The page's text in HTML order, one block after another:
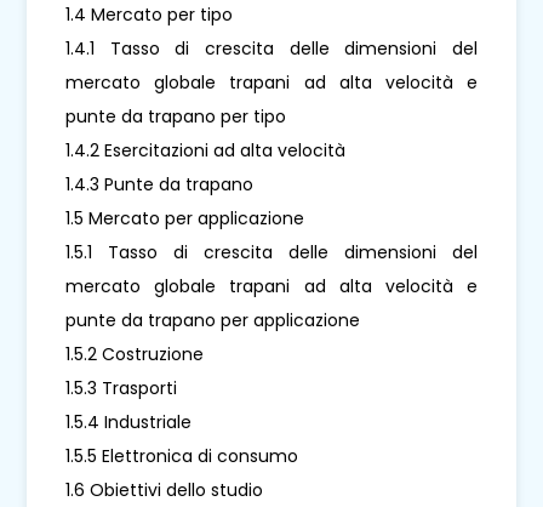
1.4 Mercato per tipo
1.4.1 Tasso di crescita delle dimensioni del
mercato globale trapani ad alta velocità e
punte da trapano per tipo
1.4.2 Esercitazioni ad alta velocità
1.4.3 Punte da trapano
1.5 Mercato per applicazione
1.5.1 Tasso di crescita delle dimensioni del
mercato globale trapani ad alta velocità e
punte da trapano per applicazione
1.5.2 Costruzione
1.5.3 Trasporti
1.5.4 Industriale
1.5.5 Elettronica di consumo
1.6 Obiettivi dello studio